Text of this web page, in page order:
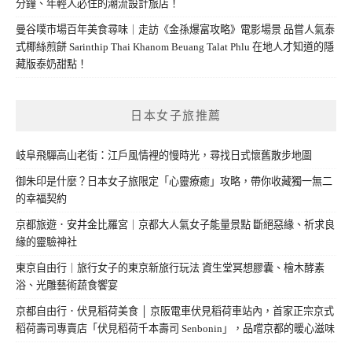
分鐘、年輕人必住的潮流設計旅店！
曼谷噗市場百年美食尋味｜走訪《金孫爆富攻略》電影場景 品嘗人氣泰
式椰絲煎餅 Sarinthip Thai Khanom Beuang Talat Phlu 在地人才知道的隱
藏版泰奶甜點！
日本女子旅推薦
岐阜飛驒高山老街：江戶風情裡的慢時光，尋找日式懷舊散步地圖
御朱印是什麼？日本女子旅限定「心靈療癒」攻略，帶你收藏獨一無二
的幸福契約
京都旅遊．安井金比羅宮｜京都大人氣女子能量景點 斷絕惡緣、祈求良
緣的靈驗神社
東京自由行｜旅行女子的東京新旅行玩法 資生堂冥想膠囊、檜木酵素
浴、光雕藝術蔬食饗宴
京都自由行．伏見稻荷美食 │ 京阪電車伏見稻荷車站內，首家正宗京式
稻荷壽司專賣店「伏見稻荷千本壽司 Senbonin」，品嚐京都的暖心滋味